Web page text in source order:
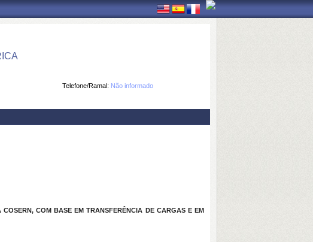
Telefone/Ramal: Não informado
COM BASE EM TRANSFERÊNCIA DE CARGAS E EM